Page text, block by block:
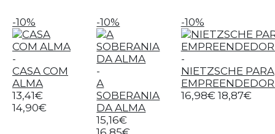
-10%
-
CASA COM
ALMA
13,41€
14,90€
-10%
-
A
SOBERANIA
DA ALMA
15,16€
-10%
-
NIETZSCHE PARA
16,98€ 18,87€